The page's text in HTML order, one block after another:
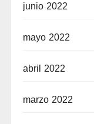
junio 2022
mayo 2022
abril 2022
marzo 2022